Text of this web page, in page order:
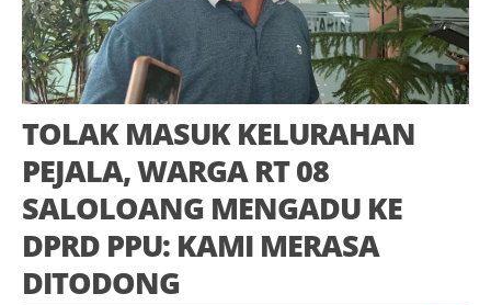
TOLAK MASUK KELURAHAN
PEJALA, WARGA RT 08
SALOLOANG MENGADU KE
DPRD PPU: KAMI MERASA
DITODONG